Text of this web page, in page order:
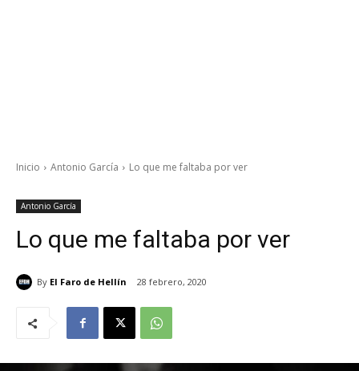
Inicio Antonio García Lo que me faltaba por ver
Antonio García
Lo que me faltaba por ver
By El Faro de Hellín 28 febrero, 2020